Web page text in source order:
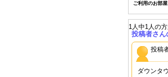
ご利用のお部屋
1人中1人の
投稿者さ
投稿
ダウンタ